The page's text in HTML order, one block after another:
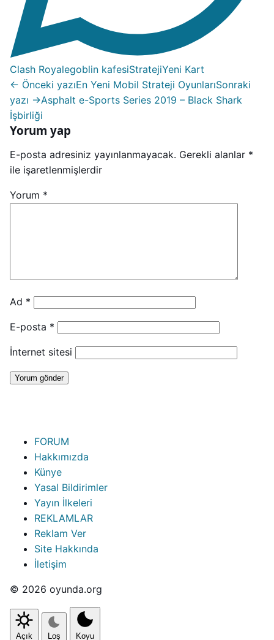
Clash Royalegoblin kafesiStratejiYeni Kart
← Önceki yazıEn Yeni Mobil Strateji OyunlarıSonraki
yazı →Asphalt e-Sports Series 2019 – Black Shark
İşbirliği
Yorum yap
E-posta adresiniz yayınlanmayacak. Gerekli alanlar *
ile işaretlenmişlerdir
Yorum *
Ad *
E-posta *
İnternet sitesi
FORUM
Hakkımızda
Künye
Yasal Bildirimler
Yayın İlkeleri
REKLAMLAR
Reklam Ver
Site Hakkında
İletişim
© 2026 oyunda.org
Açık Loş Koyu